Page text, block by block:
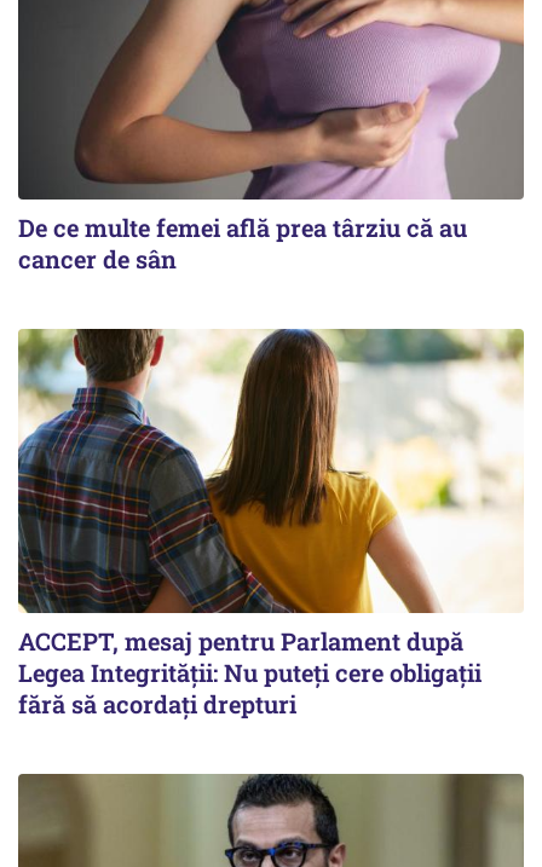
De ce multe femei află prea târziu că au
cancer de sân
ACCEPT, mesaj pentru Parlament după
Legea Integrității: Nu puteți cere obligații
fără să acordați drepturi